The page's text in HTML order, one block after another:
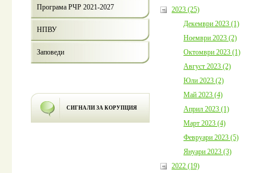
Програма РЧР 2021-2027
НПВУ
Заповеди
СИГНАЛИ ЗА КОРУПЦИЯ
2023 (25)
Декември 2023 (1)
Ноември 2023 (2)
Октомври 2023 (1)
Август 2023 (2)
Юли 2023 (2)
Май 2023 (4)
Април 2023 (1)
Март 2023 (4)
Февруари 2023 (5)
Януари 2023 (3)
2022 (19)